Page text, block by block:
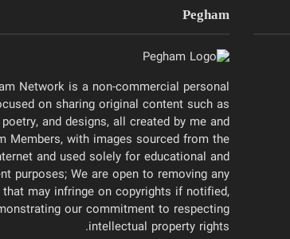
Pegham
Network is a non-commercial personal
on sharing original content such as
and designs, all created by me and
Members, with images sourced from the
and used solely for educational and
purposes; We are open to removing any
may infringe on copyrights if notified,
our commitment to respecting
intellectual property rights.